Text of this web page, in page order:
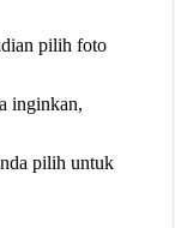
pilih foto
inginkan,
pilih untuk